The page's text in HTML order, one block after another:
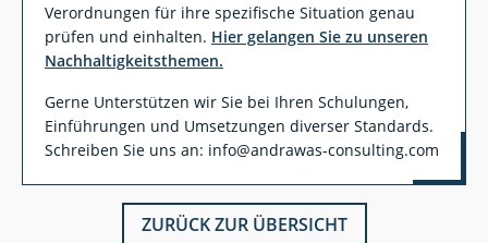
Verordnungen für ihre spezifische Situation genau
prüfen und einhalten. Hier gelangen Sie zu unseren
Nachhaltigkeitsthemen.
Gerne Unterstützen wir Sie bei Ihren Schulungen,
Einführungen und Umsetzungen diverser Standards.
Schreiben Sie uns an: info@andrawas-consulting.com
ZURÜCK ZUR ÜBERSICHT